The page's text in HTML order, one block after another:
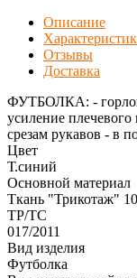
Описание
Отзывы
Доставка
ФУТБОЛКА: -
усиление
срезам рукавов - в
Цвет
Т.синий
Основной материал
Ткань "Трикотаж"
ТР/ТС
017/2011
Вид изделия
Футболка